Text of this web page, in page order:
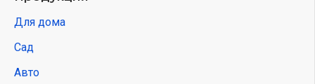
Для дома
Сад
Авто